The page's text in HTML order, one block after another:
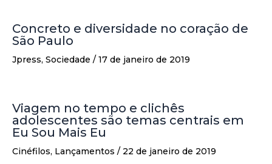
Concreto e diversidade no coração de
São Paulo
Jpress, Sociedade / 17 de janeiro de 2019
Viagem no tempo e clichês
adolescentes são temas centrais em
Eu Sou Mais Eu
Cinéfilos, Lançamentos / 22 de janeiro de 2019